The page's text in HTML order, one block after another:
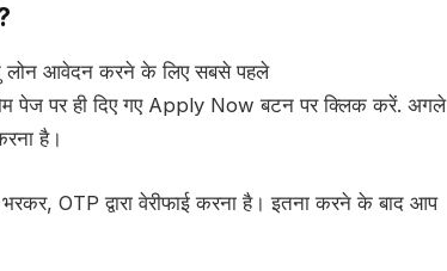
लोन आवेदन करने के लिए सबसे पहले
पेज पर ही दिए गए Apply Now बटन पर क्लिक करें. अगले
है।
OTP द्वारा वेरीफाई करना है। इतना करने के बाद आप